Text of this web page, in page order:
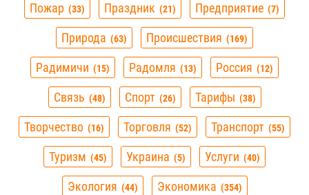
Пожар 33 Праздник 21 Предприятие 7
Природа 63 Происшествия 169
Радимичи 15 Радомля 13 Россия 12
Связь 48 Спорт 26 Тарифы 38
Творчество 16 Торговля 52 Транспорт 55
Туризм 45 Украина 5 Услуги 40
Экология 44 Экономика 354